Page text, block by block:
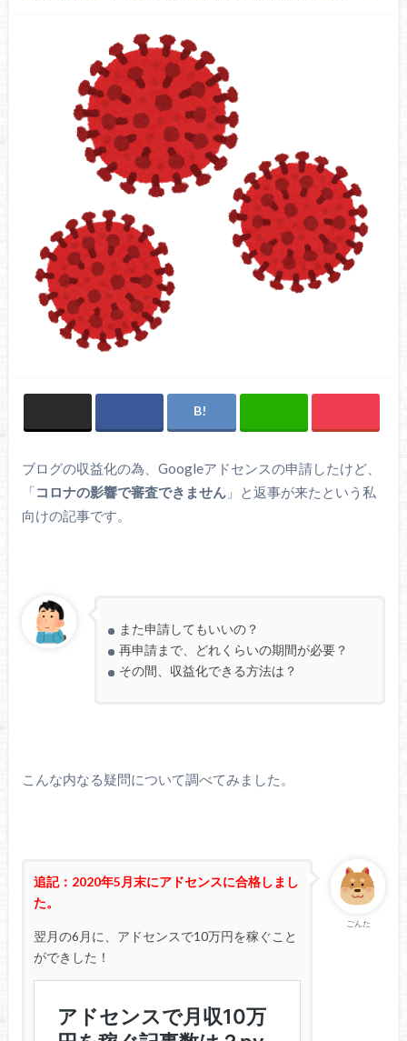
ブログの収益化の為、Googleアドセンスの申請したけど、
「コロナの影響で審査できません」と返事が来たという私
向けの記事です。
また申請してもいいの？
再申請まで、どれくらいの期間が必要？
その間、収益化できる方法は？
こんな内なる疑問について調べてみました。
ごんた
追記：2020年5月末にアドセンスに合格しまし
た。
翌月の6月に、アドセンスで10万円を稼ぐこと
ができした！